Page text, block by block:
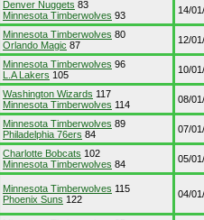
Denver Nuggets 83
Minnesota Timberwolves 93 14/
Minnesota Timberwolves 80
Orlando Magic 87 12/
Minnesota Timberwolves 96
L.A Lakers 105 10/
Washington Wizards 117
Minnesota Timberwolves 114 08/
Minnesota Timberwolves 89
Philadelphia 76ers 84 07/
Charlotte Bobcats 102
Minnesota Timberwolves 84 05/
Minnesota Timberwolves 115
Phoenix Suns 122 04/